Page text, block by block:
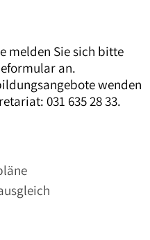
melden Sie sich bitte
an.
wenden
031 635 28 33.